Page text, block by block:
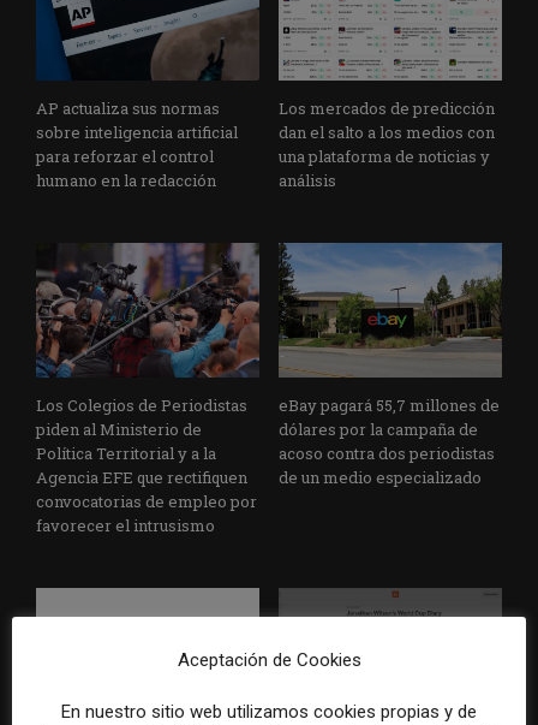
AP actualiza sus normas
sobre inteligencia artificial
para reforzar el control
humano en la redacción
Los mercados de predicción
dan el salto a los medios con
una plataforma de noticias y
análisis
Los Colegios de Periodistas
piden al Ministerio de
Política Territorial y a la
Agencia EFE que rectifiquen
convocatorias de empleo por
favorecer el intrusismo
eBay pagará 55,7 millones de
dólares por la campaña de
acoso contra dos periodistas
de un medio especializado
Aceptación de Cookies
En nuestro sitio web utilizamos cookies propias y de